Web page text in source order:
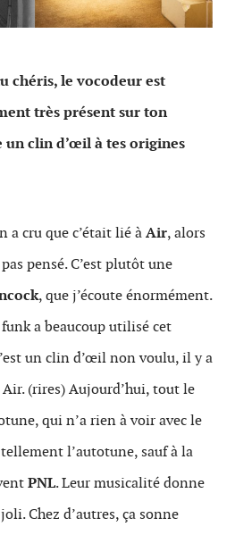
chéris, le vocodeur est
très présent sur ton
un clin d’œil à tes origines
a cru que c’était lié àAir, alors
pensé. C’est plutôt une
, que j’écoute énormément.
a beaucoup utilisé cet
un clin d’œil non voulu, il y a
Air. (rires) Aujourd’hui, tout le
qui n’a rien à voir avec le
tellement l’autotune, sauf à la
PNL. Leur musicalité donne
Chez d’autres, ça sonne